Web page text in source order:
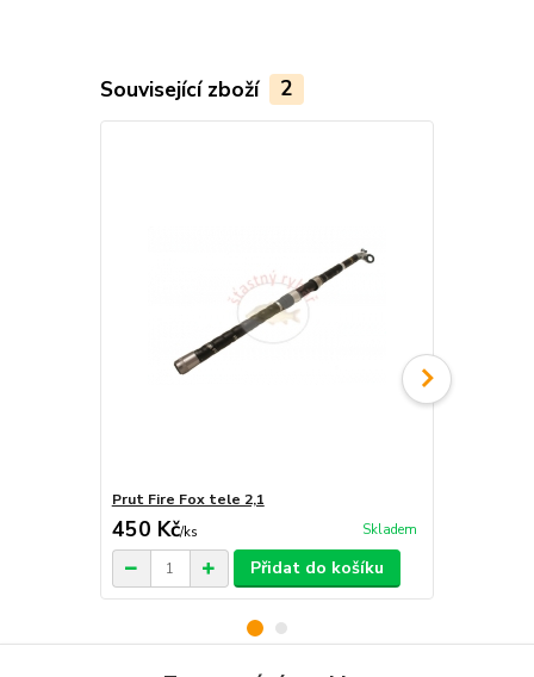
Související zboží 2
Prut Fire Fox tele 2,1
450 Kč/ks Skladem
Přidat do košíku